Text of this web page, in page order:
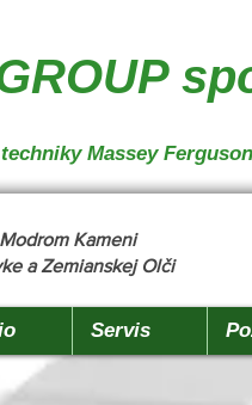
Massey
Kameni
a Zemianskej Olči
Servis